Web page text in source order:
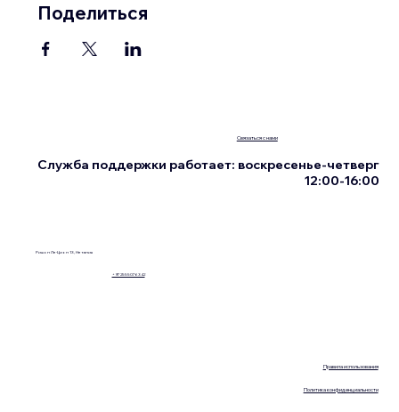
Поделиться
Правила использования
Политика конфиденциальности
Ришон Ле-Цион 13, Нетания
+972555076342
Связаться с нами
Служба поддержки работает: воскресенье-четверг
12:00-16:00